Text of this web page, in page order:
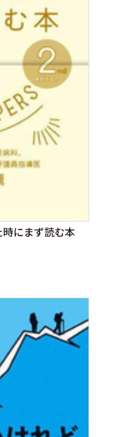
時にまず読む本